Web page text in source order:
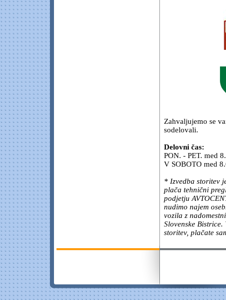
Zahvaljujemo se
sodelovali.
Delovni čas:
PON. - PET. med
V SOBOTO med
* Izvedba storitev
plača tehnični
podjetju
nudimo najem
vozila z
Slovenske
storitev, plačate